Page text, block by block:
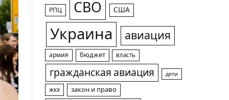
РПЦ СВО США
Украина авиация
армия бюджет власть
гражданская авиация дети
жкх закон и право